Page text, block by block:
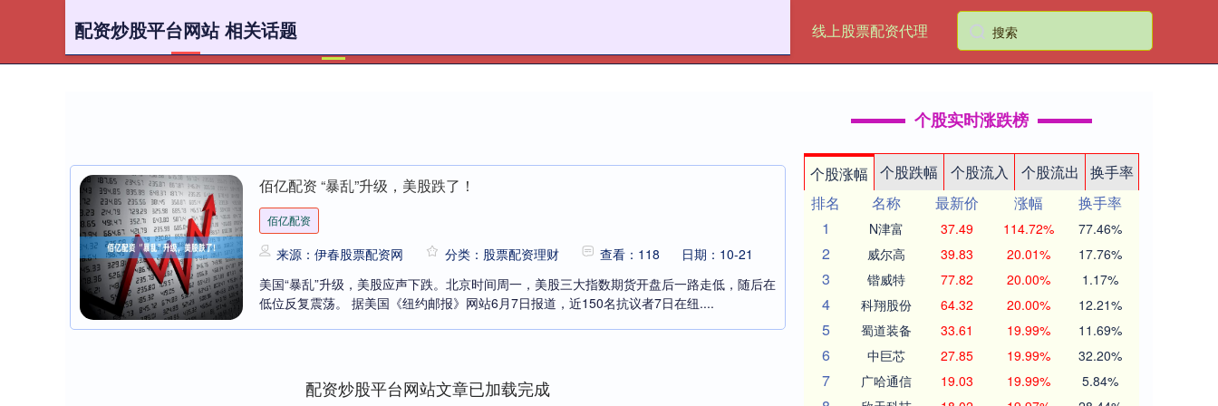
线上股票配资代理
配资炒股平台网站 相关话题
佰亿配资 “暴乱”升级，美股跌了！
佰亿配资
来源：伊春股票配资网 分类：股票配资理财 查看：118
日期：10-21
美国“暴乱”升级，美股应声下跌。北京时间周一，美股三大指数期货开盘后一路走低，随后在
低位反复震荡。 据美国《纽约邮报》网站6月7日报道，近150名抗议者7日在纽....
配资炒股平台网站文章已加载完成
个股实时涨跌榜
个股涨幅 个股跌幅 个股流入 个股流出
换手率
排名
名称 最新价 涨幅
换手率
1
N津富 37.49 114.72% 77.46%
2 威尔高 39.83 20.01% 17.76%
3 锴威特 77.82 20.00% 1.17%
4 科翔股份 64.32 20.00% 12.21%
5 蜀道装备 33.61 19.99% 11.69%
6 中巨芯 27.85 19.99% 32.20%
7 广哈通信 19.03 19.99% 5.84%